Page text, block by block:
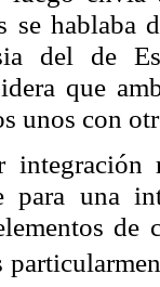
se
del de
que
unos con
para una
de